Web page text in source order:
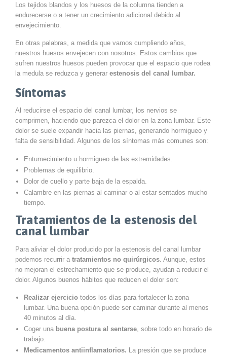
Los tejidos blandos y los huesos de la columna tienden a
endurecerse o a tener un crecimiento adicional debido al
envejecimiento.
En otras palabras, a medida que vamos cumpliendo años,
nuestros huesos envejecen con nosotros. Estos cambios que
sufren nuestros huesos pueden provocar que el espacio que rodea
la medula se reduzca y generar estenosis del canal lumbar.
Síntomas
Al reducirse el espacio del canal lumbar, los nervios se
comprimen, haciendo que parezca el dolor en la zona lumbar. Este
dolor se suele expandir hacia las piernas, generando hormigueo y
falta de sensibilidad. Algunos de los síntomas más comunes son:
Entumecimiento u hormigueo de las extremidades.
Problemas de equilibrio.
Dolor de cuello y parte baja de la espalda.
Calambre en las piernas al caminar o al estar sentados mucho
tiempo.
Tratamientos de la estenosis del
canal lumbar
Para aliviar el dolor producido por la estenosis del canal lumbar
podemos recurrir a tratamientos no quirúrgicos . Aunque, estos
no mejoran el estrechamiento que se produce, ayudan a reducir el
dolor. Algunos buenos hábitos que reducen el dolor son:
Realizar ejerciciotodos los días para fortalecer la zona
lumbar. Una buena opción puede ser caminar durante al menos
40 minutos al día.
Coger una buena postura al sentarse, sobre todo en horario de
trabajo.
Medicamentos antiinflamatorios. La presión que se produce